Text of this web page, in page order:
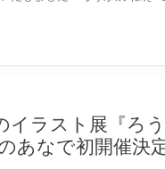
イラスト展『ろ
あなで初開催決定